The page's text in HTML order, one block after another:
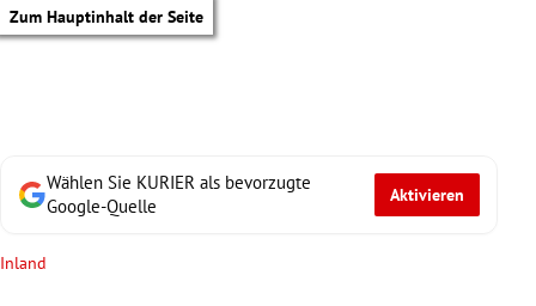
Zum Hauptinhalt der Seite
Wählen Sie KURIER als bevorzugte
Google-Quelle
Aktivieren
Inland